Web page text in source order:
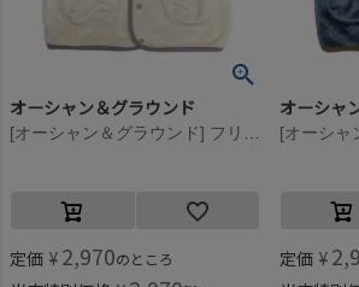
オーシャン＆グラウンド
[オーシャン＆グラウンド] フリースワッペンスリーパー オフホワイト(OW)
定価 ¥ 2,970のところ
オーシャ
定価 ¥